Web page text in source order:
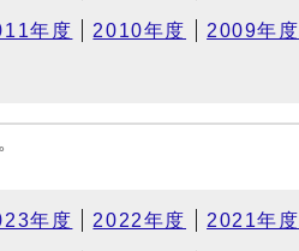
年度 2010年度 2009年度
年度 2022年度 2021年度